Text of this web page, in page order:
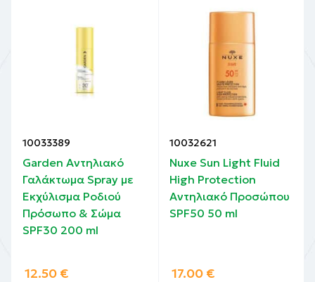
10033389
Garden Αντηλιακό
Γαλάκτωμα Spray με
Εκχύλισμα Ροδιού
Πρόσωπο & Σώμα
SPF30 200 ml
12.50 €
10032621
Nuxe Sun Light Fluid
High Protection
Αντηλιακό Προσώπου
SPF50 50 ml
17.00 €